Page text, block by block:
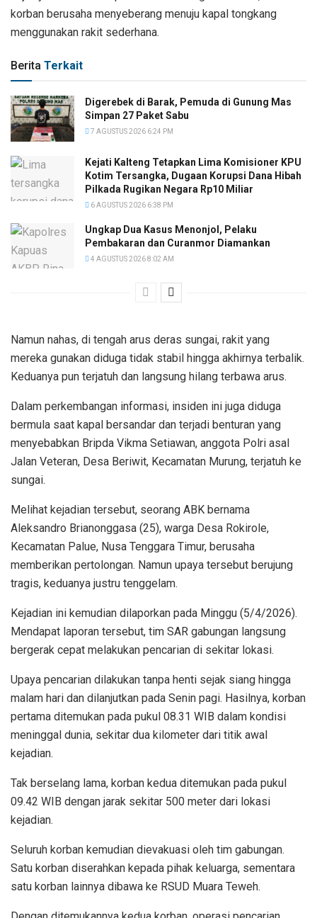
korban berusaha menyeberang menuju kapal tongkang
menggunakan rakit sederhana.
Berita Terkait
Digerebek di Barak, Pemuda di Gunung Mas
Simpan 27 Paket Sabu
7 AGUSTUS 2026 6:24 PM
Kejati Kalteng Tetapkan Lima Komisioner KPU
Kotim Tersangka, Dugaan Korupsi Dana Hibah
Pilkada Rugikan Negara Rp10 Miliar
6 AGUSTUS 2026 6:38 PM
Ungkap Dua Kasus Menonjol, Pelaku
Pembakaran dan Curanmor Diamankan
4 AGUSTUS 2026 8:02 AM
Namun nahas, di tengah arus deras sungai, rakit yang
mereka gunakan diduga tidak stabil hingga akhirnya terbalik.
Keduanya pun terjatuh dan langsung hilang terbawa arus.
Dalam perkembangan informasi, insiden ini juga diduga
bermula saat kapal bersandar dan terjadi benturan yang
menyebabkan Bripda Vikma Setiawan, anggota Polri asal
Jalan Veteran, Desa Beriwit, Kecamatan Murung, terjatuh ke
sungai.
Melihat kejadian tersebut, seorang ABK bernama
Aleksandro Brianonggasa (25), warga Desa Rokirole,
Kecamatan Palue, Nusa Tenggara Timur, berusaha
memberikan pertolongan. Namun upaya tersebut berujung
tragis, keduanya justru tenggelam.
Kejadian ini kemudian dilaporkan pada Minggu (5/4/2026).
Mendapat laporan tersebut, tim SAR gabungan langsung
bergerak cepat melakukan pencarian di sekitar lokasi.
Upaya pencarian dilakukan tanpa henti sejak siang hingga
malam hari dan dilanjutkan pada Senin pagi. Hasilnya, korban
pertama ditemukan pada pukul 08.31 WIB dalam kondisi
meninggal dunia, sekitar dua kilometer dari titik awal
kejadian.
Tak berselang lama, korban kedua ditemukan pada pukul
09.42 WIB dengan jarak sekitar 500 meter dari lokasi
kejadian.
Seluruh korban kemudian dievakuasi oleh tim gabungan.
Satu korban diserahkan kepada pihak keluarga, sementara
satu korban lainnya dibawa ke RSUD Muara Teweh.